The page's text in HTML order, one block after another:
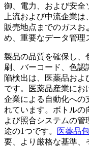
御、電力、および安全
上流および中流企業
販売地点までのガスお
め、重要なデータ管理
製品の品質を確保し、
刷、バーコード、色認
陥検出は、医薬品およ
です。医薬品産業にお
企業による自動化への
れています。ボトルの
よび照合システムの管
途の1つです。
医薬品
要、より厳格な基準、